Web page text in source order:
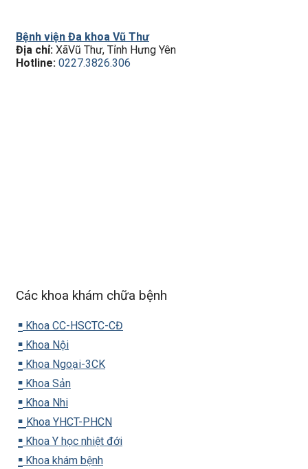
Bệnh viện Đa khoa Vũ Thư
Địa chỉ: XãVũ Thư, Tỉnh Hưng Yên
Hotline: 0227.3826.306
Các khoa khám chữa bệnh
▪️ Khoa CC-HSCTC-CĐ
▪️ Khoa Nội
▪️ Khoa Ngoại-3CK
▪️ Khoa Sản
▪️ Khoa Nhi
▪️ Khoa YHCT-PHCN
▪️ Khoa Y học nhiệt đới
▪️ Khoa khám bệnh